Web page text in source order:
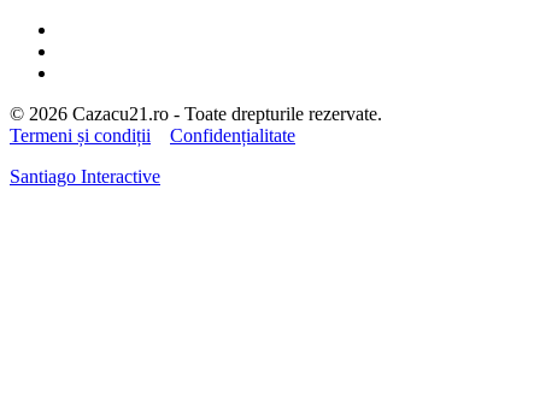
© 2026 Cazacu21.ro - Toate drepturile rezervate.
Termeni și condiții
Confidențialitate
Santiago Interactive